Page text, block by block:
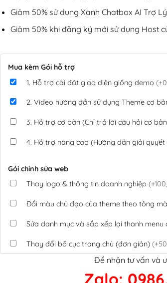
Giảm 50% sử dụng Xanh Chatbox AI Trợ Lý
Giảm 50% khi đăng ký mới sử dụng Host
Mua kèm Gói hỗ trợ
1. Hỗ trợ cài đặt giao diện giống demo
2. Video hướng dẫn sử dụng Theme cơ
3. Hỗ trợ cơ bản (Chỉ trả lời câu hỏi cơ
4. Hỗ trợ nâng cao (Hướng dẫn giải
Gói chỉnh sửa web
Thay logo & thông tin doanh nghiệp
Đổi màu chủ đạo của theme theo tông
Sửa danh mục và sắp xếp lại thanh menu
Thay đổi bố cục trang chủ (đơn giản)
Tích hợp thanh toán QR Code ngân hàng
Để nhận tư vấn và
Zalo: